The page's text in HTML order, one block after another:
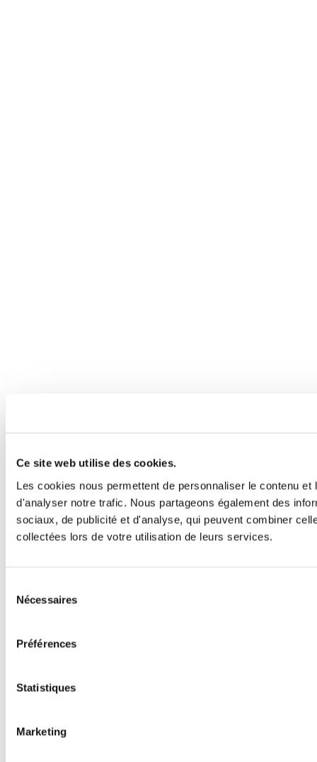
Ce site web utilise des cookies.
Les cookies nous permettent de personnaliser le contenu
d'analyser notre trafic. Nous partageons également des
sociaux, de publicité et d'analyse, qui peuvent combiner
collectées lors de votre utilisation de leurs services.
Nécessaires
Préférences
Statistiques
Marketing